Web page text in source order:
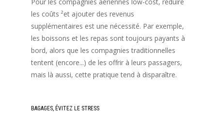
les coûts ²et ajouter des revenus
supplémentaires est une nécessité. Par exemple,
les boissons et les repas sont toujours payants à
bord, alors que les compagnies traditionnelles
tentent (encore...) de les offrir à leurs passagers,
mais là aussi, cette pratique tend à disparaître.
BAGAGES, ÉVITEZ LE STRESS